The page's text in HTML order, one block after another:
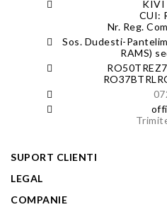
KIVI
CUI:
Nr. Reg.
Sos. Dudesti-
RAMS)
SUPORT CLIENTI
LEGAL
COMPANIE